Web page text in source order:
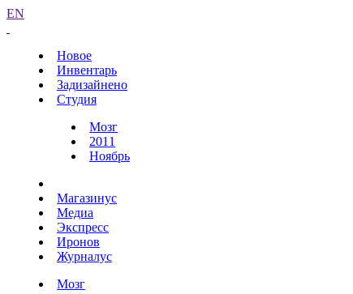
EN
Новое
Инвентарь
Задизайнено
Студия
Мозг
2011
Ноябрь
Магазинус
Медиа
Экспресс
Иронов
Журналус
Мозг